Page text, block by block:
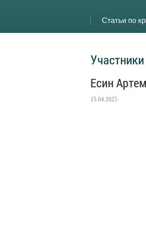
Статьи по
Есин
15.04.2025